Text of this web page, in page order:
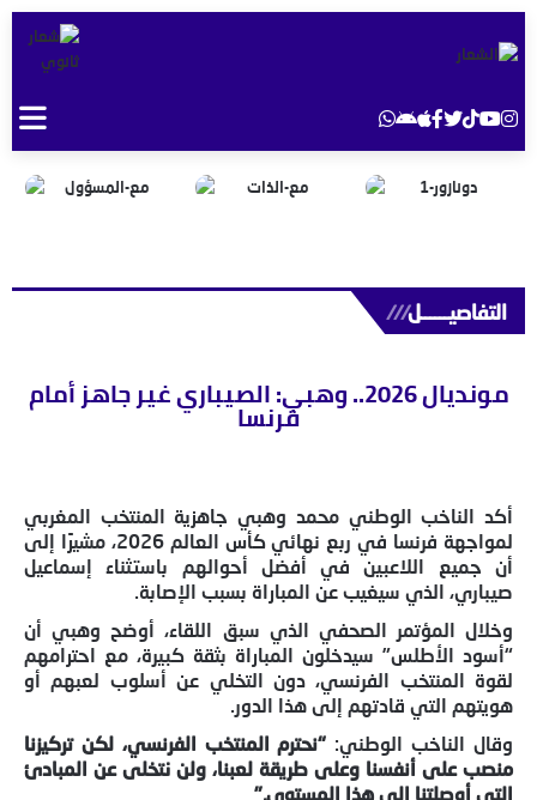
التفاصيــــــل///
مونديال 2026.. وهبي: الصيباري غير جاهز أمام
فرنسا
أكد الناخب الوطني محمد وهبي جاهزية المنتخب المغربي
لمواجهة فرنسا في ربع نهائي كأس العالم 2026، مشيرًا إلى
أن جميع اللاعبين في أفضل أحوالهم باستثناء إسماعيل
صيباري، الذي سيغيب عن المباراة بسبب الإصابة.
وخلال المؤتمر الصحفي الذي سبق اللقاء، أوضح وهبي أن
“أسود الأطلس” سيدخلون المباراة بثقة كبيرة، مع احترامهم
لقوة المنتخب الفرنسي، دون التخلي عن أسلوب لعبهم أو
هويتهم التي قادتهم إلى هذا الدور.
وقال الناخب الوطني: “نحترم المنتخب الفرنسي، لكن تركيزنا
منصب على أنفسنا وعلى طريقة لعبنا، ولن نتخلى عن المبادئ
التي أوصلتنا إلى هذا المستوى.”